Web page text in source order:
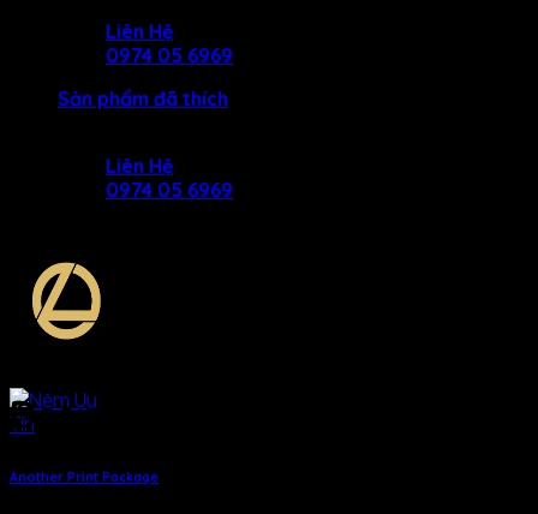
Liên Hệ
0974 05 6969
Sản phẩm đã thích
Liên Hệ
0974 05 6969
Design
Another Print Package